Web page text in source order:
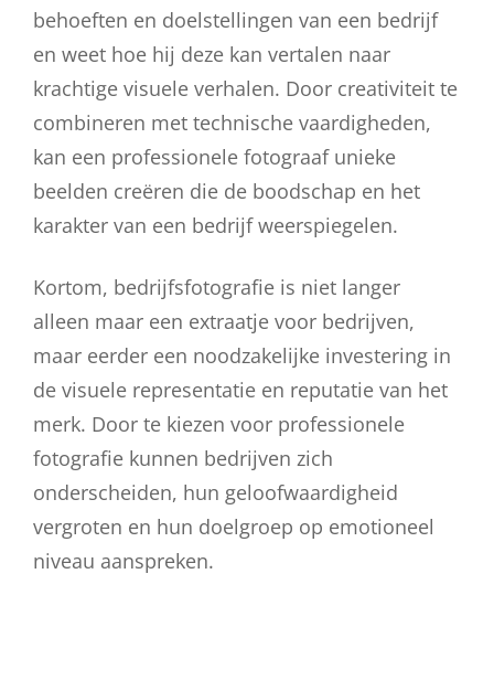
behoeften en doelstellingen van een bedrijf
en weet hoe hij deze kan vertalen naar
krachtige visuele verhalen. Door creativiteit te
combineren met technische vaardigheden,
kan een professionele fotograaf unieke
beelden creëren die de boodschap en het
karakter van een bedrijf weerspiegelen.
Kortom, bedrijfsfotografie is niet langer
alleen maar een extraatje voor bedrijven,
maar eerder een noodzakelijke investering in
de visuele representatie en reputatie van het
merk. Door te kiezen voor professionele
fotografie kunnen bedrijven zich
onderscheiden, hun geloofwaardigheid
vergroten en hun doelgroep op emotioneel
niveau aanspreken.